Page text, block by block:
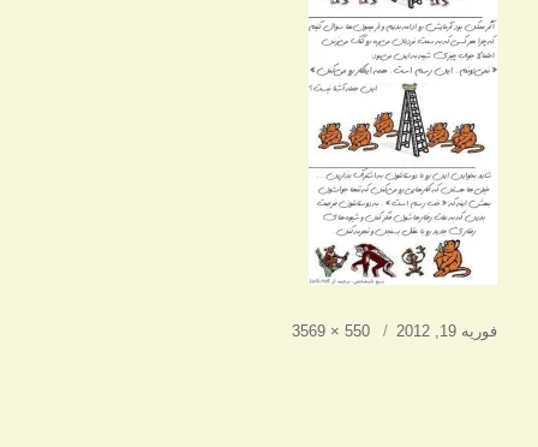
ارسال
فوریه 19, 2012
اندازه
550 × 3569